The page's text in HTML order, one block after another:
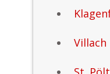
Villach